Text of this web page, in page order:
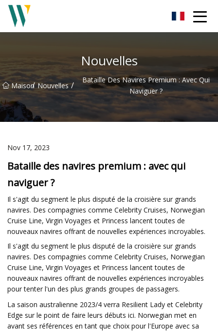
Nouvelles
Maison/ Nouvelles /
Bataille Des Navires Premium : Avec Qui
Naviguer ?
Nov 17, 2023
Bataille des navires premium : avec qui
naviguer ?
Il s'agit du segment le plus disputé de la croisière sur grands
navires. Des compagnies comme Celebrity Cruises, Norwegian
Cruise Line, Virgin Voyages et Princess lancent toutes de
nouveaux navires offrant de nouvelles expériences incroyables.
Il s'agit du segment le plus disputé de la croisière sur grands
navires. Des compagnies comme Celebrity Cruises, Norwegian
Cruise Line, Virgin Voyages et Princess lancent toutes de
nouveaux navires offrant de nouvelles expériences incroyables
pour tenter l'un des plus grands groupes de passagers.
La saison australienne 2023/4 verra Resilient Lady et Celebrity
Edge sur le point de faire leurs débuts ici. Norwegian met en
avant ses références en tant que choix pour l'Europe avec sa